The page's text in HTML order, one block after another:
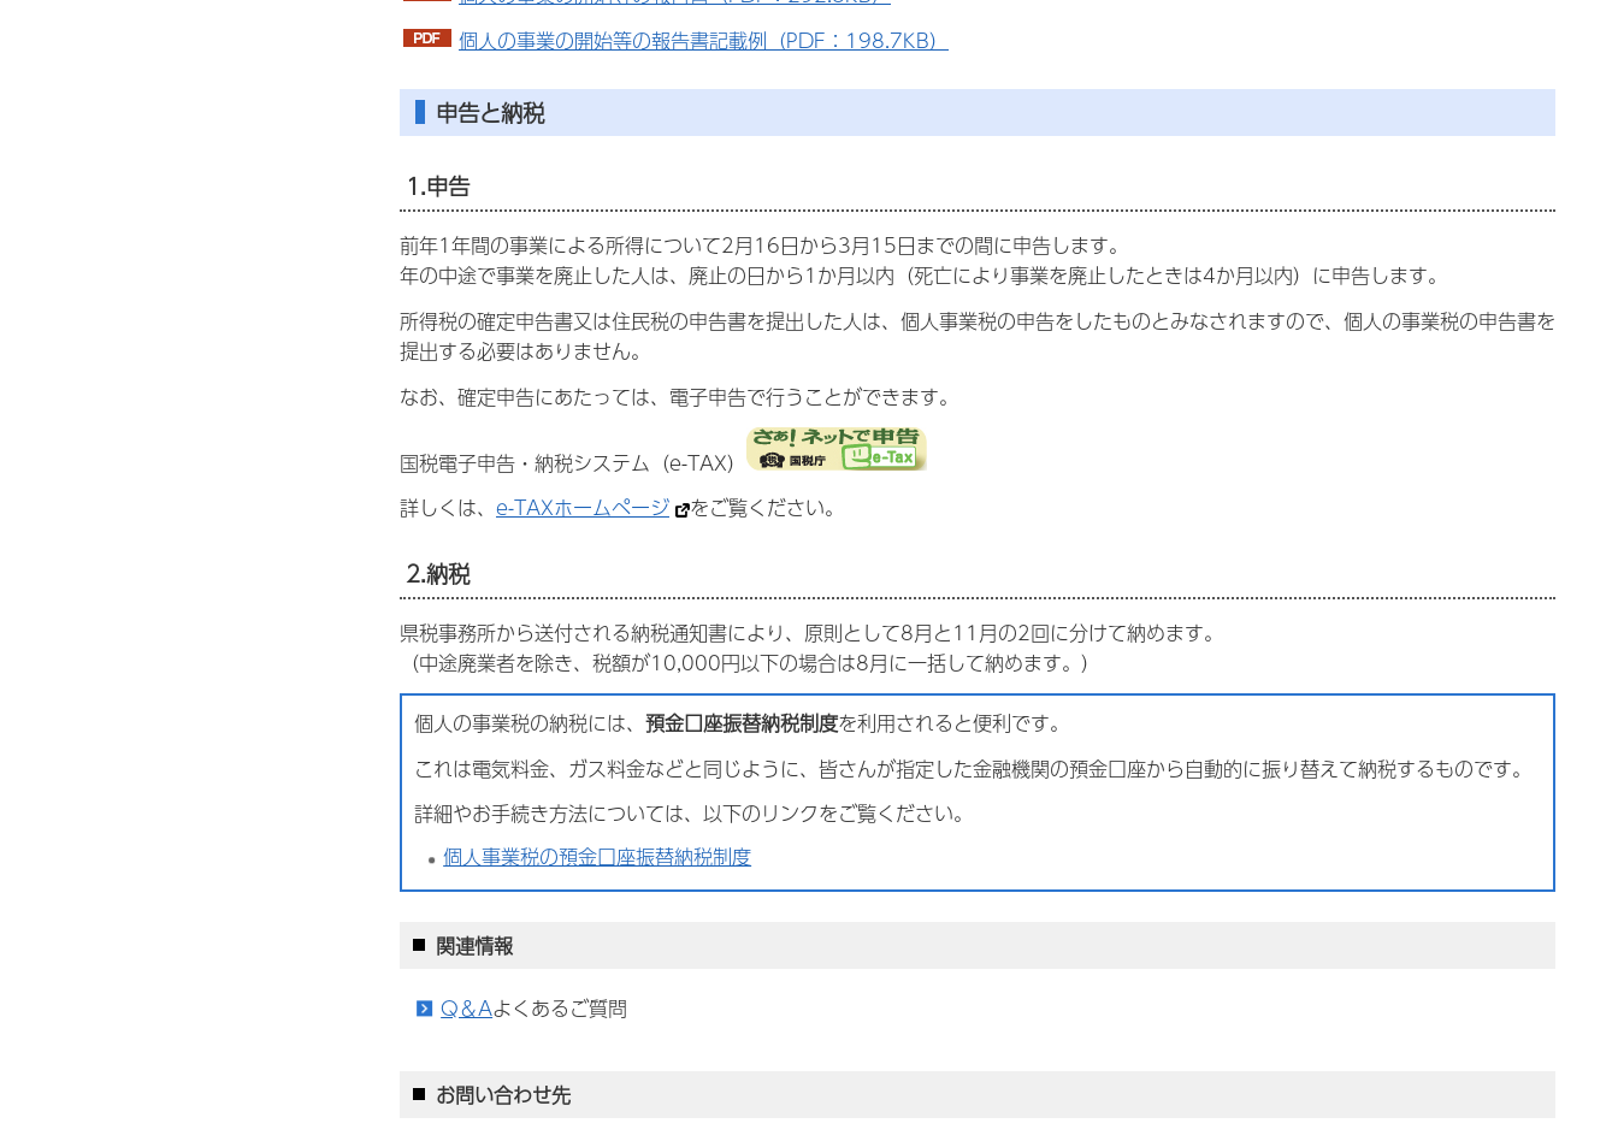
個人の事業の開始等の報告書記載例（PDF：198.7KB）
申告と納税
1.申告
前年1年間の事業による所得について2月16日から3月15日までの間に申告します。
年の中途で事業を廃止した人は、廃止の日から1か月以内（死亡により事業を廃止したときは4か月以内）に申告します。
所得税の確定申告書又は住民税の申告書を提出した人は、個人事業税の申告をしたものとみなされますので、個人の事業税の申告書を
提出する必要はありません。
なお、確定申告にあたっては、電子申告で行うことができます。
国税電子申告・納税システム（e-TAX）
詳しくは、 e-TAXホームページ をご覧ください。
2.納税
県税事務所から送付される納税通知書により、原則として8月と11月の2回に分けて納めます。
（中途廃業者を除き、税額が10,000円以下の場合は8月に一括して納めます。）
個人の事業税の納税には、 預金口座振替納税制度を利用されると便利です。
これは電気料金、ガス料金などと同じように、皆さんが指定した金融機関の預金口座から自動的に振り替えて納税するものです。
詳細やお手続き方法については、以下のリンクをご覧ください。
個人事業税の預金口座振替納税制度
関連情報
Q＆Aよくあるご質問
お問い合わせ先